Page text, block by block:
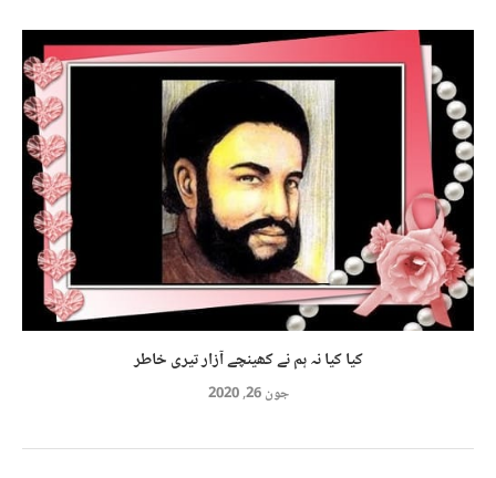
کیا کیا نہ ہم نے کھینچے آزار تیری خاطر
جون 26, 2020